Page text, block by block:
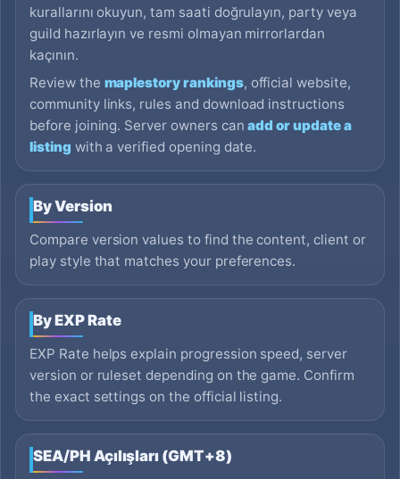
kurallarını okuyun, tam saati doğrulayın, party veya
guild hazırlayın ve resmi olmayan mirrorlardan
kaçının.
Review the maplestory rankings, official website,
community links, rules and download instructions
before joining. Server owners canadd or update a
listing with a verified opening date.
By Version
Compare version values to find the content, client or
play style that matches your preferences.
By EXP Rate
EXP Rate helps explain progression speed, server
version or ruleset depending on the game. Confirm
the exact settings on the official listing.
SEA/PH Açılışları (GMT+8)